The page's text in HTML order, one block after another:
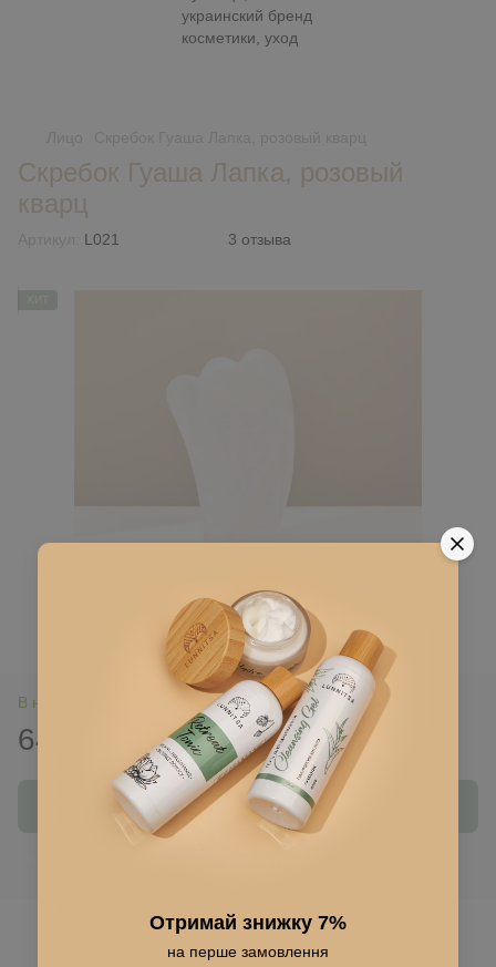
Отримай знижку 7%
на перше замовлення
Скребок Гуаша Лапка, розовый
кварц
L021 3 отзыва
В наличии
640 грн
Купить
В избранное